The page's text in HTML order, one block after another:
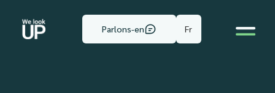
Parlons-en Fr